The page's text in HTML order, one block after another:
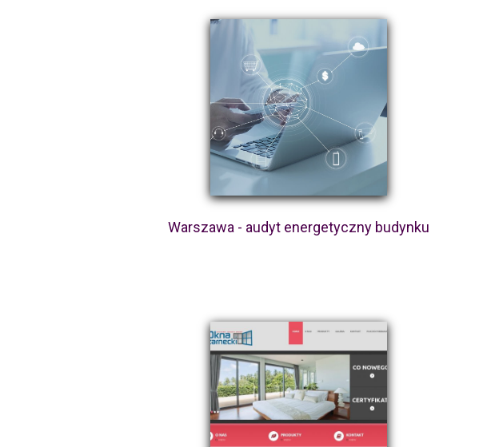
Warszawa - audyt energetyczny budynku